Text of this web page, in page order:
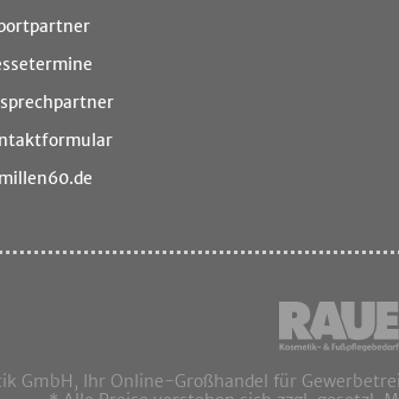
GmbH, Ihr Online-Großhandel für